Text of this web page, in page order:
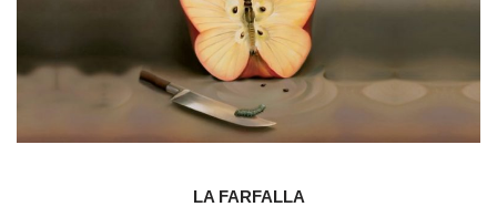
LA FARFALLA